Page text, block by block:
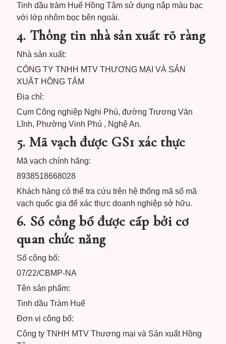
Tinh dầu tràm Huế Hồng Tâm sử dụng nắp màu bạc
với lớp nhôm bọc bên ngoài.
4. Thông tin nhà sản xuất rõ ràng
Nhà sản xuất:
CÔNG TY TNHH MTV THƯƠNG MẠI VÀ SẢN
XUẤT HỒNG TÂM
Địa chỉ:
Cụm Công nghiệp Nghi Phú, đường Trương Văn
Lĩnh, Phường Vinh Phú , Nghệ An.
5. Mã vạch được GS1 xác thực
Mã vạch chính hãng:
8938518668028
Khách hàng có thể tra cứu trên hệ thống mã số mã
vạch quốc gia để xác thực doanh nghiệp sở hữu.
6. Số công bố được cấp bởi cơ
quan chức năng
Số công bố:
07/22/CBMP-NA
Tên sản phẩm:
Tinh dầu Tràm Huế
Đơn vị công bố:
Công ty TNHH MTV Thương mại và Sản xuất Hồng